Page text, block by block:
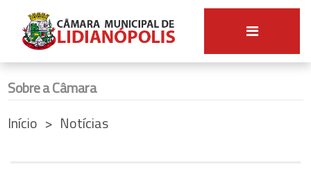
Sobre a Câmara
Início
Notícias